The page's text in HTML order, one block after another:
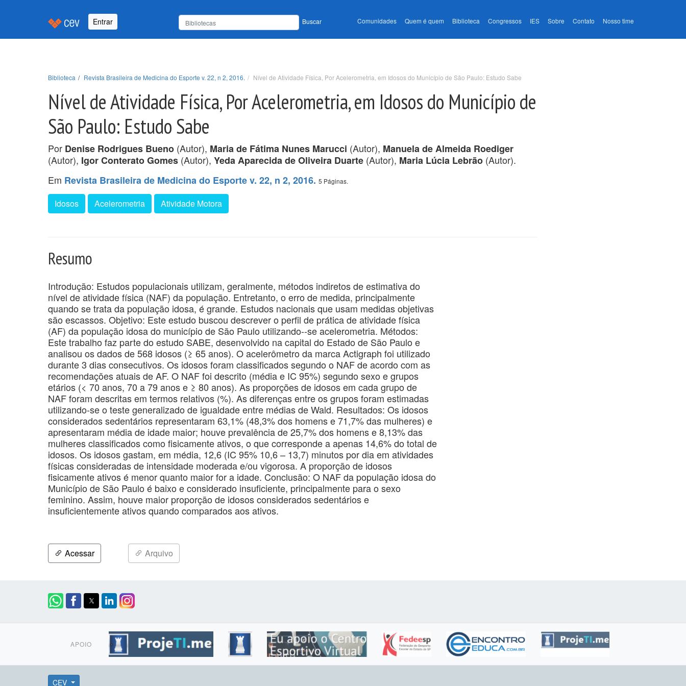
Entrar Buscar Comunidades Quem é quem Biblioteca Congressos IES Sobre Contato Nosso time
Biblioteca Revista Brasileira de Medicina do Esporte v. 22, n 2, 2016. Nível de Atividade Física, Por Acelerometria, em Idosos do Município de São Paulo: Estudo Sabe
Nível de Atividade Física, Por Acelerometria, em Idosos do Município de
São Paulo: Estudo Sabe
Por Denise Rodrigues Bueno (Autor), Maria de Fátima Nunes Marucci (Autor), Manuela de Almeida Roediger
(Autor), Igor Conterato Gomes (Autor), Yeda Aparecida de Oliveira Duarte (Autor), Maria Lúcia Lebrão (Autor).
Em Revista Brasileira de Medicina do Esporte v. 22, n 2, 2016. 5 Páginas.
Idosos Acelerometria Atividade Motora
Resumo
Introdução: Estudos populacionais utilizam, geralmente, métodos indiretos de estimativa do
nível de atividade física (NAF) da população. Entretanto, o erro de medida, principalmente
quando se trata da população idosa, é grande. Estudos nacionais que usam medidas objetivas
são escassos. Objetivo: Este estudo buscou descrever o perfil de prática de atividade física
(AF) da população idosa do município de São Paulo utilizando--se acelerometria. Métodos:
Este trabalho faz parte do estudo SABE, desenvolvido na capital do Estado de São Paulo e
analisou os dados de 568 idosos (≥ 65 anos). O acelerômetro da marca Actigraph foi utilizado
durante 3 dias consecutivos. Os idosos foram classificados segundo o NAF de acordo com as
recomendações atuais de AF. O NAF foi descrito (média e IC 95%) segundo sexo e grupos
etários (< 70 anos, 70 a 79 anos e ≥ 80 anos). As proporções de idosos em cada grupo de
NAF foram descritas em termos relativos (%). As diferenças entre os grupos foram estimadas
utilizando-se o teste generalizado de igualdade entre médias de Wald. Resultados: Os idosos
considerados sedentários representaram 63,1% (48,3% dos homens e 71,7% das mulheres) e
apresentaram média de idade maior; houve prevalência de 25,7% dos homens e 8,13% das
mulheres classificados como fisicamente ativos, o que corresponde a apenas 14,6% do total de
idosos. Os idosos gastam, em média, 12,6 (IC 95% 10,6 – 13,7) minutos por dia em atividades
físicas consideradas de intensidade moderada e/ou vigorosa. A proporção de idosos
fisicamente ativos é menor quanto maior for a idade. Conclusão: O NAF da população idosa do
Município de São Paulo é baixo e considerado insuficiente, principalmente para o sexo
feminino. Assim, houve maior proporção de idosos considerados sedentários e
insuficientemente ativos quando comparados aos ativos.
Acessar Arquivo
APOIO
CEV